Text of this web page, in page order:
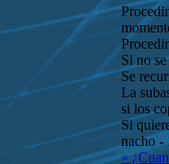
Si no
Se
La
si los
Si
nacho
«